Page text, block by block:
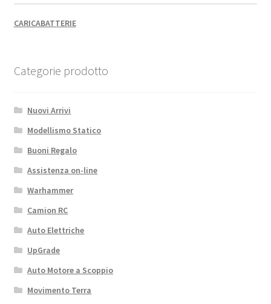
CARICABATTERIE
Categorie prodotto
Nuovi Arrivi
Modellismo Statico
Buoni Regalo
Assistenza on-line
Warhammer
Camion RC
Auto Elettriche
UpGrade
Auto Motore a Scoppio
Movimento Terra